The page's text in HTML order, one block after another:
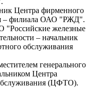
Центра фирменного
– филиала ОАО "РЖД".
"Российские железные
– начальник
обслуживания
генерального
Центра
(ЦФТО).